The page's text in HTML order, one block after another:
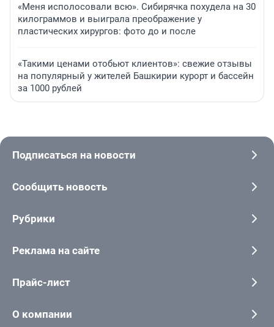
«Меня исполосовали всю». Сибирячка похудела на 30
килограммов и выиграла преображение у
пластических хирургов: фото до и после
«Такими ценами отобьют клиентов»: свежие отзывы
на популярный у жителей Башкирии курорт и бассейн
за 1000 рублей
Подписаться на новости
Сообщить новость
Рубрики
Реклама на сайте
Прайс-лист
О компании